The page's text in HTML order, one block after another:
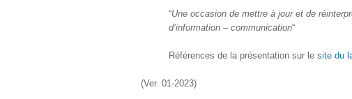
“Une occasion de mettre à jour et de
d’information – communication“
Références de la présentation sur le site du
(Ver. 01-2023)